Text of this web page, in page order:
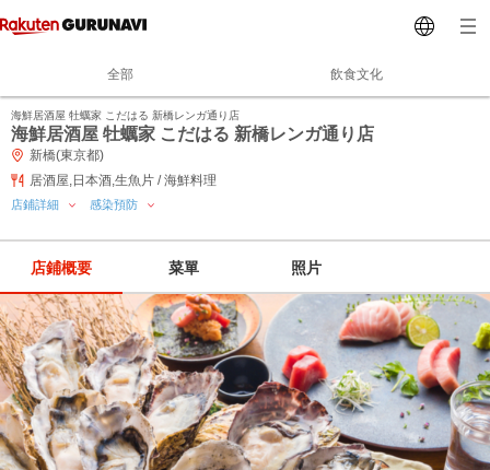
全部 飲食文化
海鮮居酒屋 牡蠣家 こだはる 新橋レンガ通り店
海鮮居酒屋 牡蠣家 こだはる 新橋レンガ通り店
新橋(東京都)
居酒屋,日本酒,生魚片 / 海鮮料理
店鋪詳細 感染預防
店鋪概要 菜單 照片